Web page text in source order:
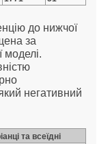
до нижчої
за
моделі.
негативний
та всеїдні